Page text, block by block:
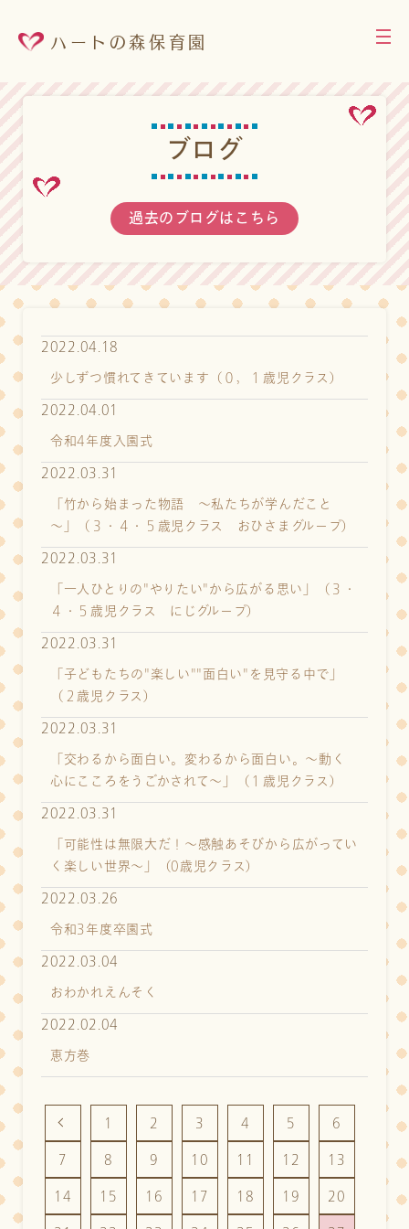
ハートの森保育園
ブロ グ
過去のブログはこちら
2022.04.18
少しずつ慣れてきています（０，１歳児クラス）
2022.04.01
令和4年度入園式
2022.03.31
「竹から始まった物語 ～私たちが学んだこと
～」（３・４・５歳児クラス おひさまグループ）
2022.03.31
「一人ひとりの"やりたい"から広がる思い」（３・
４・５歳児クラス にじグループ）
2022.03.31
「子どもたちの"楽しい""面白い"を見守る中で」
（２歳児クラス）
2022.03.31
「交わるから面白い。変わるから面白い。～動く
心にこころをうごかされて～」（１歳児クラス）
2022.03.31
「可能性は無限大だ！～感触あそびから広がってい
く楽しい世界～」（0歳児クラス）
2022.03.26
令和3年度卒園式
2022.03.04
おわかれえんそく
2022.02.04
恵方巻
1 2 3 4 5 6
7 8 9 10 11 12 13
14 15 16 17 18 19 20